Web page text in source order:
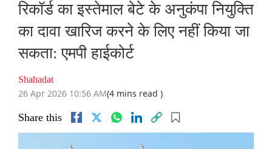
रिकॉर्ड का इस्तेमाल बेटे के अनुकंपा नियुक्ति
का दावा खारिज करने के लिए नहीं किया जा
सकता: एमपी हाईकोर्ट
Shahadat
26 Apr 2026 10:56 AM(4 mins read )
Share this